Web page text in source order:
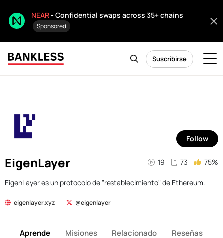
NEAR- Confidential swaps across 35+ chains
Sponsored
Suscribirse
EigenLayer
Follow
19 73 75%
EigenLayer es un protocolo de "restablecimiento" de Ethereum.
eigenlayer.xyz @eigenlayer
Aprende Misiones Relacionado Reseñas